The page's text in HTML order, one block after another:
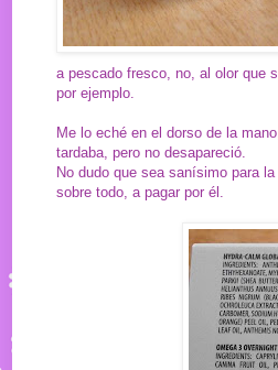
a pescado fresco, no, al olor que
por ejemplo.
Me lo eché en el dorso de la
tardaba, pero no desapareció.
No dudo que sea sanísimo para
sobre todo, a pagar por él.